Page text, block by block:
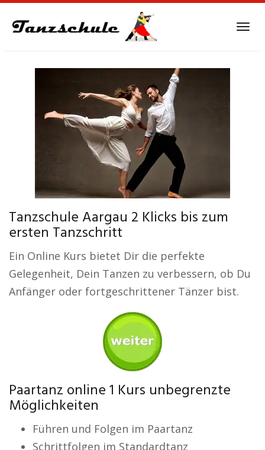
Tanzschule Aargau 2 Klicks bis zum
ersten Tanzschritt
Ein Online Kurs bietet Dir die perfekte
Gelegenheit, Dein Tanzen zu verbessern, ob Du
Anfänger oder fortgeschrittener Tänzer bist.
Paartanz online 1 Kurs unbegrenzte
Möglichkeiten
Führen und Folgen im Paartanz
Schrittfolgen im Standardtanz